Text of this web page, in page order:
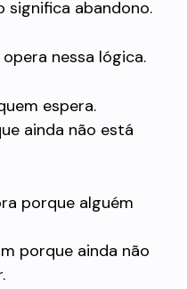
significa abandono.
nessa lógica.
espera.
ainda não está
porque alguém
porque ainda não